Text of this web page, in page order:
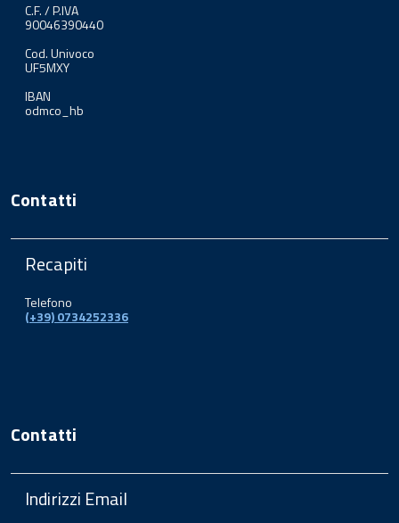
C.F. / P.IVA
90046390440
Cod. Univoco
UF5MXY
IBAN
odmco_hb
Contatti
Recapiti
Telefono
(+39) 0734252336
Contatti
Indirizzi Email